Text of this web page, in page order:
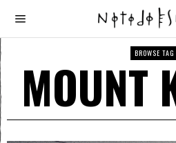
BROWSE TAG
MOUNT